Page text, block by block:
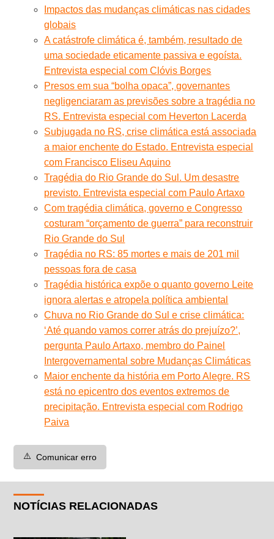
Impactos das mudanças climáticas nas cidades
globais
A catástrofe climática é, também, resultado de
uma sociedade eticamente passiva e egoísta.
Entrevista especial com Clóvis Borges
Presos em sua “bolha opaca”, governantes
negligenciaram as previsões sobre a tragédia no
RS. Entrevista especial com Heverton Lacerda
Subjugada no RS, crise climática está associada
a maior enchente do Estado. Entrevista especial
com Francisco Eliseu Aquino
Tragédia do Rio Grande do Sul. Um desastre
previsto. Entrevista especial com Paulo Artaxo
Com tragédia climática, governo e Congresso
costuram “orçamento de guerra” para reconstruir
Rio Grande do Sul
Tragédia no RS: 85 mortes e mais de 201 mil
pessoas fora de casa
Tragédia histórica expõe o quanto governo Leite
ignora alertas e atropela política ambiental
Chuva no Rio Grande do Sul e crise climática:
‘Até quando vamos correr atrás do prejuízo?’,
pergunta Paulo Artaxo, membro do Painel
Intergovernamental sobre Mudanças Climáticas
Maior enchente da história em Porto Alegre. RS
está no epicentro dos eventos extremos de
precipitação. Entrevista especial com Rodrigo
Paiva
⚠️ Comunicar erro
NOTÍCIAS RELACIONADAS